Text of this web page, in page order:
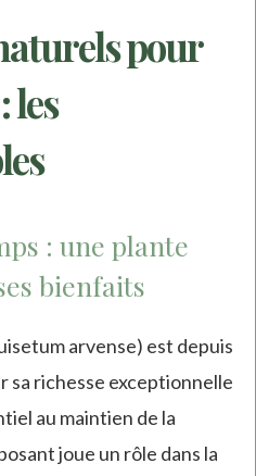
pour
les
: une plante
bienfaits
arvense) est depuis
sa richesse exceptionnelle
au maintien de la
joue un rôle dans la